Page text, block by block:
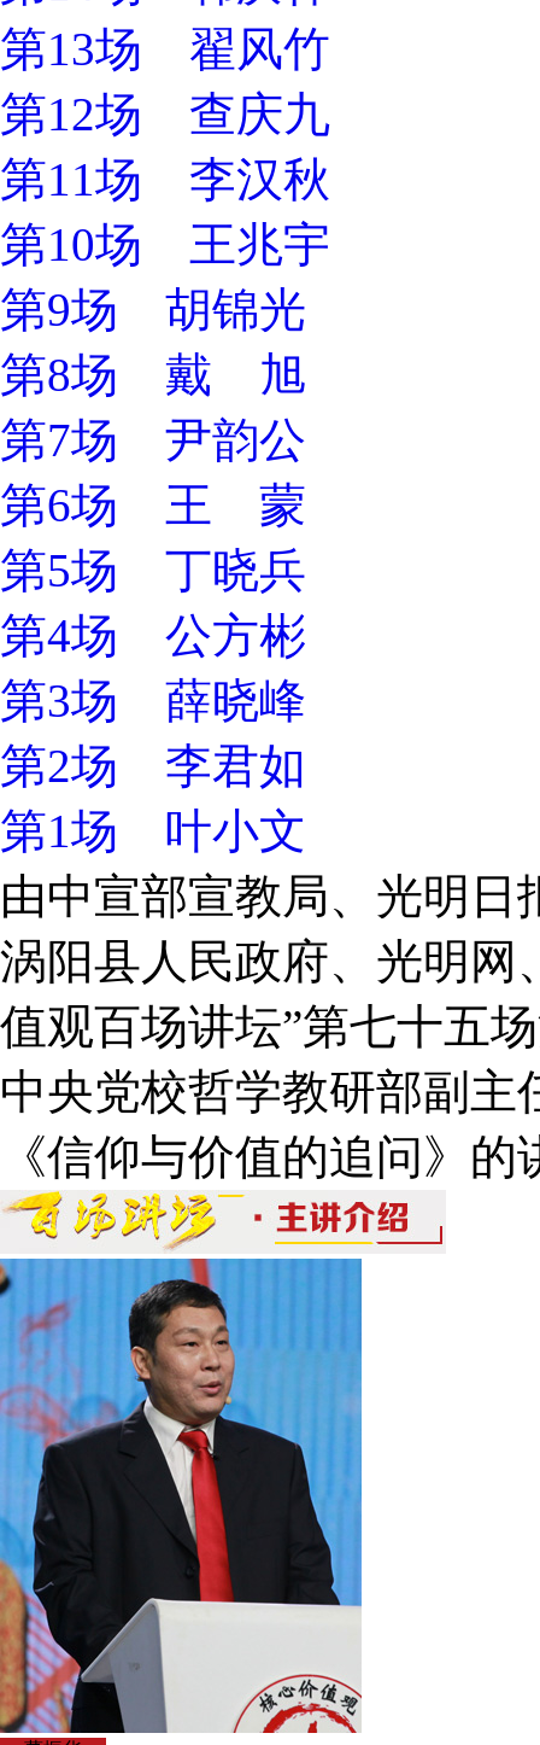
第13场 翟风竹
第12场 查庆九
第11场 李汉秋
第10场 王兆宇
第9场 胡锦光
第8场 戴 旭
第7场 尹韵公
第6场 王 蒙
第5场 丁晓兵
第4场 公方彬
第3场 薛晓峰
第2场 李君如
第1场 叶小文
由中宣部宣教局、光明
涡阳县人民政府、光明网
值观百场讲坛”第七十五
中央党校哲学教研部副
《信仰与价值的追问》的